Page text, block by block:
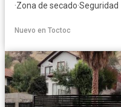
·Zona de secado·Seguridad
Nuevo en Toctoc